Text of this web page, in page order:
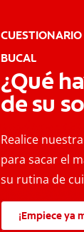
BUCAL
¿Qué
de su
Realice
para sacar el
su rutina de
¡Empiece ya